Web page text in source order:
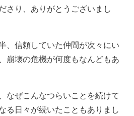
さり、ありがとうございまし
、信頼していた仲間が次々にい
崩壊の危機が何度もなんどもあ
なぜこんなつらいことを続けて
る日々が続いたこともありまし